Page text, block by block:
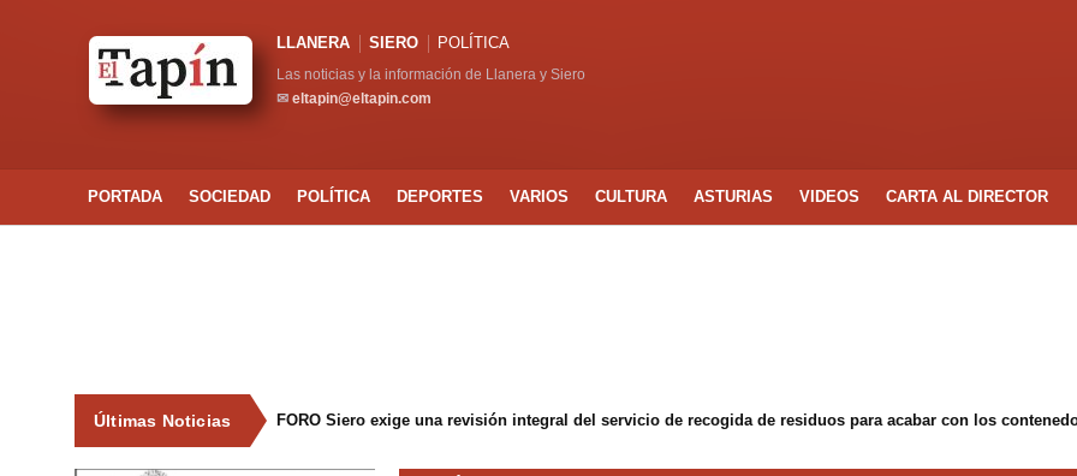
LLANERA SIERO POLÍTICA
Las noticias y la información de Llanera y Siero
✉ eltapin@eltapin.com
PORTADA SOCIEDAD POLÍTICA DEPORTES VARIOS CULTURA ASTURIAS VIDEOS CARTA AL DIRECTOR
Últimas Noticias FORO Siero exige una revisión integral del servicio de recogida de residuos para acabar con los